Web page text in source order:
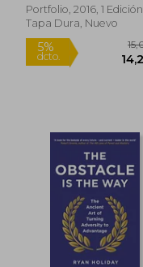
Portfolio, 2016, 1 Edición,
Tapa Dura, Nuevo